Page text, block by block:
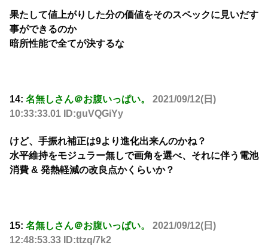
果たして値上がりした分の価値をそのスペックに見いだす
事ができるのか
暗所性能で全てが決するな
14: 名無しさん＠お腹いっぱい。
2021/09/12(日)
10:33:33.01 ID:guVQGiYy
けど、手振れ補正は9より進化出来んのかね？
水平維持をモジュラー無しで画角を選べ、それに伴う電池
消費 & 発熱軽減の改良点かくらいか？
15: 名無しさん＠お腹いっぱい。
2021/09/12(日)
12:48:53.33 ID:ttzq/7k2